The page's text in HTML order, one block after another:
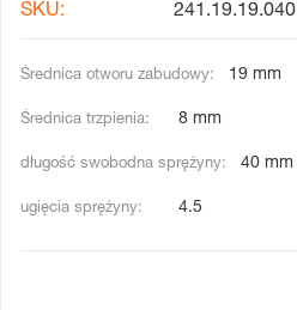
241.19.19.040
19 mm
8 mm
40 mm
4.5